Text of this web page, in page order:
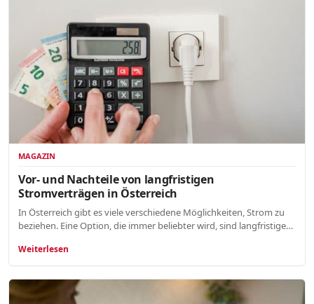
MAGAZIN
Vor- und Nachteile von langfristigen
Stromverträgen in Österreich
In Österreich gibt es viele verschiedene Möglichkeiten, Strom zu
beziehen. Eine Option, die immer beliebter wird, sind langfristige…
Weiterlesen